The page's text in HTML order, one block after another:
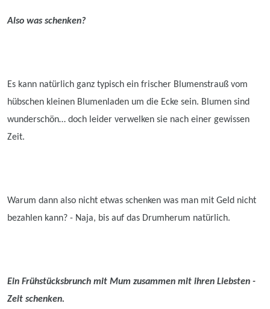
Also was schenken?
Es kann natürlich ganz typisch ein frischer Blumenstrauß vom
hübschen kleinen Blumenladen um die Ecke sein. Blumen sind
wunderschön… doch leider verwelken sie nach einer gewissen
Zeit.
Warum dann also nicht etwas schenken was man mit Geld nicht
bezahlen kann? - Naja, bis auf das Drumherum natürlich.
Ein Frühstücksbrunch mit Mum zusammen mit ihren Liebsten -
Zeit schenken.